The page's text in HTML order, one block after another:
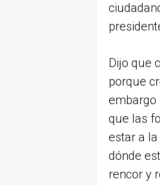
Dijo que
porque
embargo
que las
estar a
dónde
rencor y